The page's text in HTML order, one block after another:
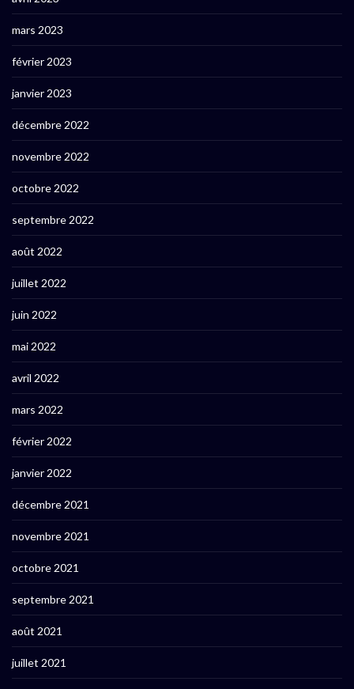
mars 2023
février 2023
janvier 2023
décembre 2022
novembre 2022
octobre 2022
septembre 2022
août 2022
juillet 2022
juin 2022
mai 2022
avril 2022
mars 2022
février 2022
janvier 2022
décembre 2021
novembre 2021
octobre 2021
septembre 2021
août 2021
juillet 2021